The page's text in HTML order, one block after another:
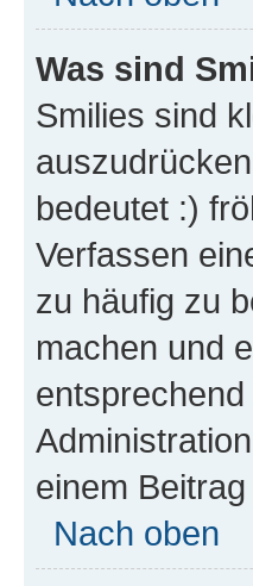
Was sind
Smilies sind
bedeutet :)
Verfassen
zu häufig zu
machen und
einem
Nach oben